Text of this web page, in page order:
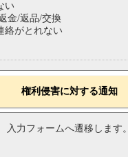
い
金/返品/交換
絡がとれない
権利侵害に対する通知
入力フォームへ遷移します。